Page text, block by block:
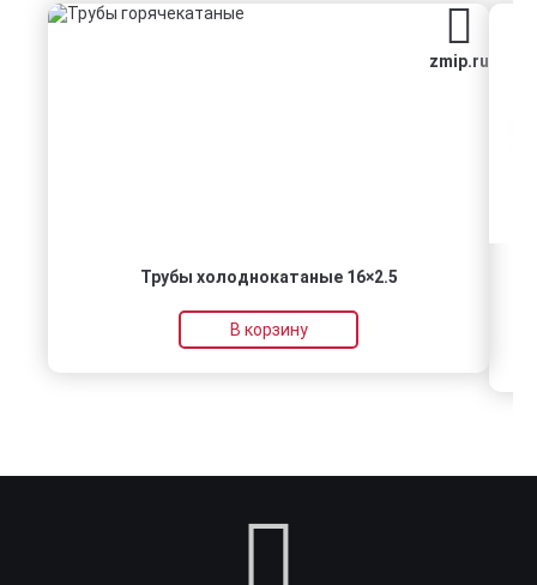
zmip.ru
Трубы холоднокатаные 16×2.5
В корзину